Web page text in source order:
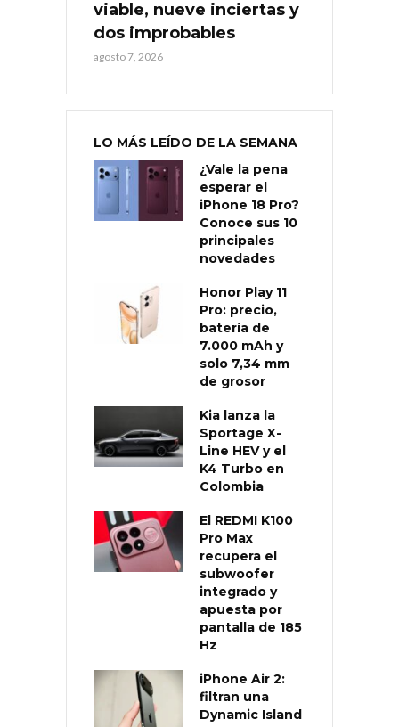
viable, nueve inciertas y
dos improbables
agosto 7, 2026
LO MÁS LEÍDO DE LA SEMANA
¿Vale la pena
esperar el
iPhone 18 Pro?
Conoce sus 10
principales
novedades
Honor Play 11
Pro: precio,
batería de
7.000 mAh y
solo 7,34 mm
de grosor
Kia lanza la
Sportage X-
Line HEV y el
K4 Turbo en
Colombia
El REDMI K100
Pro Max
recupera el
subwoofer
integrado y
apuesta por
pantalla de 185
Hz
iPhone Air 2:
filtran una
Dynamic Island